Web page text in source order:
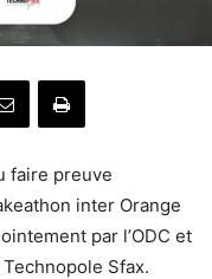
faire preuve
inter Orange
par l’ODC et
Sfax.